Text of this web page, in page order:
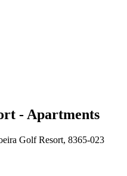
- Apartments
Golf Resort, 8365-023